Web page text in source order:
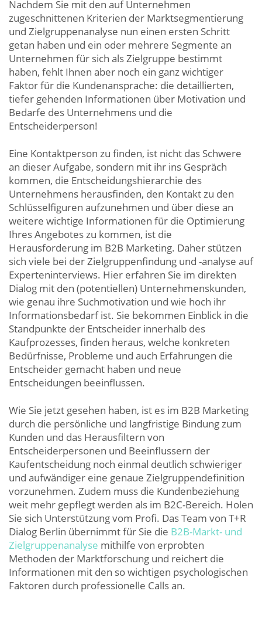
Nachdem Sie mit den auf Unternehmen
zugeschnittenen Kriterien der Marktsegmentierung
und Zielgruppenanalyse nun einen ersten Schritt
getan haben und ein oder mehrere Segmente an
Unternehmen für sich als Zielgruppe bestimmt
haben, fehlt Ihnen aber noch ein ganz wichtiger
Faktor für die Kundenansprache: die detaillierten,
tiefer gehenden Informationen über Motivation und
Bedarfe des Unternehmens und die
Entscheiderperson!
Eine Kontaktperson zu finden, ist nicht das Schwere
an dieser Aufgabe, sondern mit ihr ins Gespräch
kommen, die Entscheidungshierarchie des
Unternehmens herausfinden, den Kontakt zu den
Schlüsselfiguren aufzunehmen und über diese an
weitere wichtige Informationen für die Optimierung
Ihres Angebotes zu kommen, ist die
Herausforderung im B2B Marketing. Daher stützen
sich viele bei der Zielgruppenfindung und -analyse auf
Experteninterviews. Hier erfahren Sie im direkten
Dialog mit den (potentiellen) Unternehmenskunden,
wie genau ihre Suchmotivation und wie hoch ihr
Informationsbedarf ist. Sie bekommen Einblick in die
Standpunkte der Entscheider innerhalb des
Kaufprozesses, finden heraus, welche konkreten
Bedürfnisse, Probleme und auch Erfahrungen die
Entscheider gemacht haben und neue
Entscheidungen beeinflussen.
Wie Sie jetzt gesehen haben, ist es im B2B Marketing
durch die persönliche und langfristige Bindung zum
Kunden und das Herausfiltern von
Entscheiderpersonen und Beeinflussern der
Kaufentscheidung noch einmal deutlich schwieriger
und aufwändiger eine genaue Zielgruppendefinition
vorzunehmen. Zudem muss die Kundenbeziehung
weit mehr gepflegt werden als im B2C-Bereich. Holen
Sie sich Unterstützung vom Profi. Das Team von T+R
Dialog Berlin übernimmt für Sie die B2B-Markt- und
Zielgruppenanalyse mithilfe von erprobten
Methoden der Marktforschung und reichert die
Informationen mit den so wichtigen psychologischen
Faktoren durch professionelle Calls an.